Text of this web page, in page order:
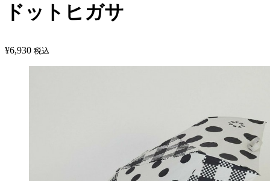
ドットヒガサ
¥6,930 税込